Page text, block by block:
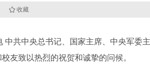
收藏
共中央总书记、国家主席、中央军委
友致以热烈的祝贺和诚挚的问候。